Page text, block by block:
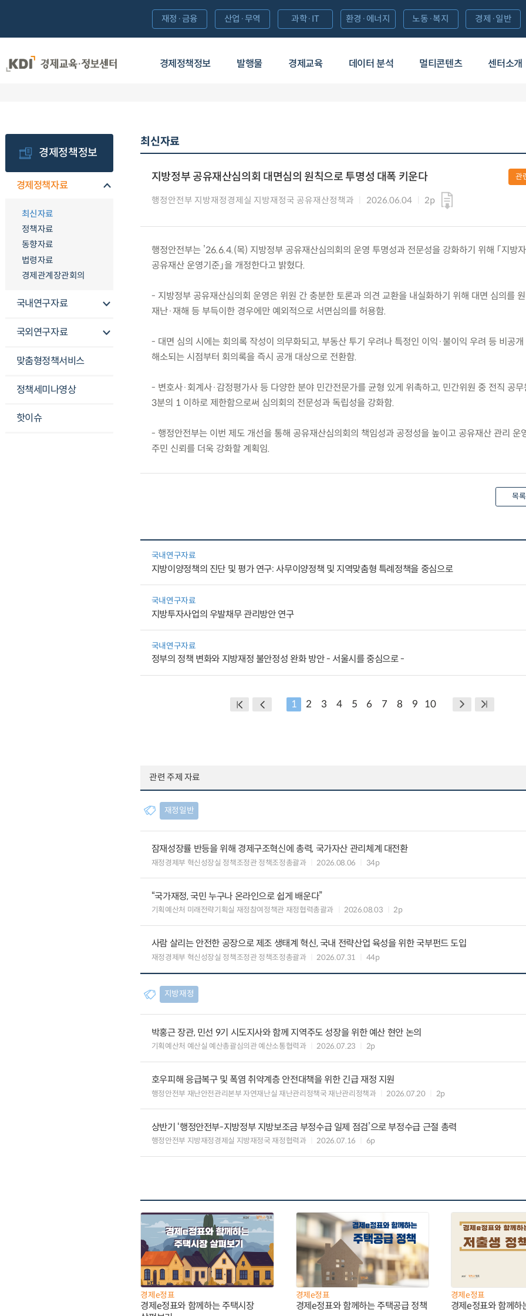
경제정책정보 발행물 경제교육 데이터 분석 멀티콘텐츠 센터소개
재정·금융 산업·무역 과학·IT 환경·에너지 노동·복지 경제·일반
경제정책정보
경제정책자료
최신자료
정책자료
동향자료
법령자료
경제관계장관회의
국내연구자료
국외연구자료
맞춤형정책서비스
정책세미나영상
핫이슈
최신자료
지방정부 공유재산심의회 대면심의 원칙으로 투명성 대폭 키운다
행정안전부 지방재정경제실 지방재정국 공유재산정책과 2026.06.04 2p
관
행정안전부는 ’26.6.4.(목) 지방정부 공유재산심의회의 운영 투명성과 전문성을 강화하기 위해 「지방자
공유재산 운영기준」을 개정한다고 밝혔다.
- 지방정부 공유재산심의회 운영은 위원 간 충분한 토론과 의견 교환을 내실화하기 위해 대면 심의를
재난·재해 등 부득이한 경우에만 예외적으로 서면심의를 허용함.
- 대면 심의 시에는 회의록 작성이 의무화되고, 부동산 투기 우려나 특정인 이익·불이익 우려 등 비공개
해소되는 시점부터 회의록을 즉시 공개 대상으로 전환함.
- 변호사·회계사·감정평가사 등 다양한 분야 민간전문가를 균형 있게 위촉하고, 민간위원 중 전직 공
3분의 1 이하로 제한함으로써 심의회의 전문성과 독립성을 강화함.
- 행정안전부는 이번 제도 개선을 통해 공유재산심의회의 책임성과 공정성을 높이고 공유재산 관리 운
주민 신뢰를 더욱 강화할 계획임.
목록
국내연구자료
지방이양정책의 진단 및 평가 연구: 사무이양정책 및 지역맞춤형 특례정책을 중심으로
국내연구자료
지방투자사업의 우발채무 관리방안 연구
국내연구자료
정부의 정책 변화와 지방재정 불안정성 완화 방안 - 서울시를 중심으로 -
1 2 3 4 5 6 7 8 9 10
관련 주제 자료
재정일반
잠재성장률 반등을 위해 경제구조혁신에 총력, 국가자산 관리체계 대전환
재정경제부 혁신성장실 정책조정관 정책조정총괄과 2026.08.06 34p
“국가재정, 국민 누구나 온라인으로 쉽게 배운다”
기획예산처 미래전략기획실 재정참여정책관 재정협력총괄과 2026.08.03 2p
사람 살리는 안전한 공장으로 제조 생태계 혁신, 국내 전략산업 육성을 위한 국부펀드 도입
재정경제부 혁신성장실 정책조정관 정책조정총괄과 2026.07.31 44p
지방재정
박홍근 장관, 민선 9기 시도지사와 함께 지역주도 성장을 위한 예산 현안 논의
기획예산처 예산실 예산총괄심의관 예산소통협력과 2026.07.23 2p
호우피해 응급복구 및 폭염 취약계층 안전대책을 위한 긴급 재정 지원
행정안전부 재난안전관리본부 자연재난실 재난관리정책국 재난관리정책과 2026.07.20 2p
상반기 ‘행정안전부-지방정부 지방보조금 부정수급 일제 점검’으로 부정수급 근절 총력
행정안전부 지방재정경제실 지방재정국 재정협력과 2026.07.16 6p
경제e정표
경제e정표와 함께하는 주택시장
경제e정표
경제e정표와 함께하는 주택공급 정책
경제e정표
경제e정표와 함께하